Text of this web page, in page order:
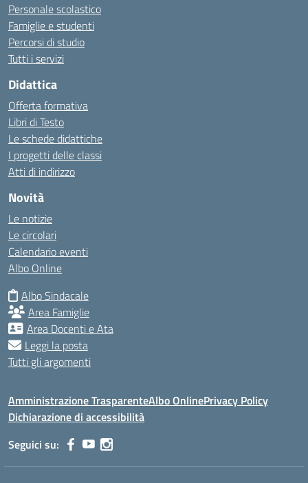
Personale scolastico
Famiglie e studenti
Percorsi di studio
Tutti i servizi
Didattica
Offerta formativa
Libri di Testo
Le schede didattiche
I progetti delle classi
Atti di indirizzo
Novità
Le notizie
Le circolari
Calendario eventi
Albo Online
Albo Sindacale
Area Famiglie
Area Docenti e Ata
Leggi la posta
Tutti gli argomenti
Amministrazione TrasparenteAlbo OnlinePrivacy Policy
Dichiarazione di accessibilità
Seguici su: